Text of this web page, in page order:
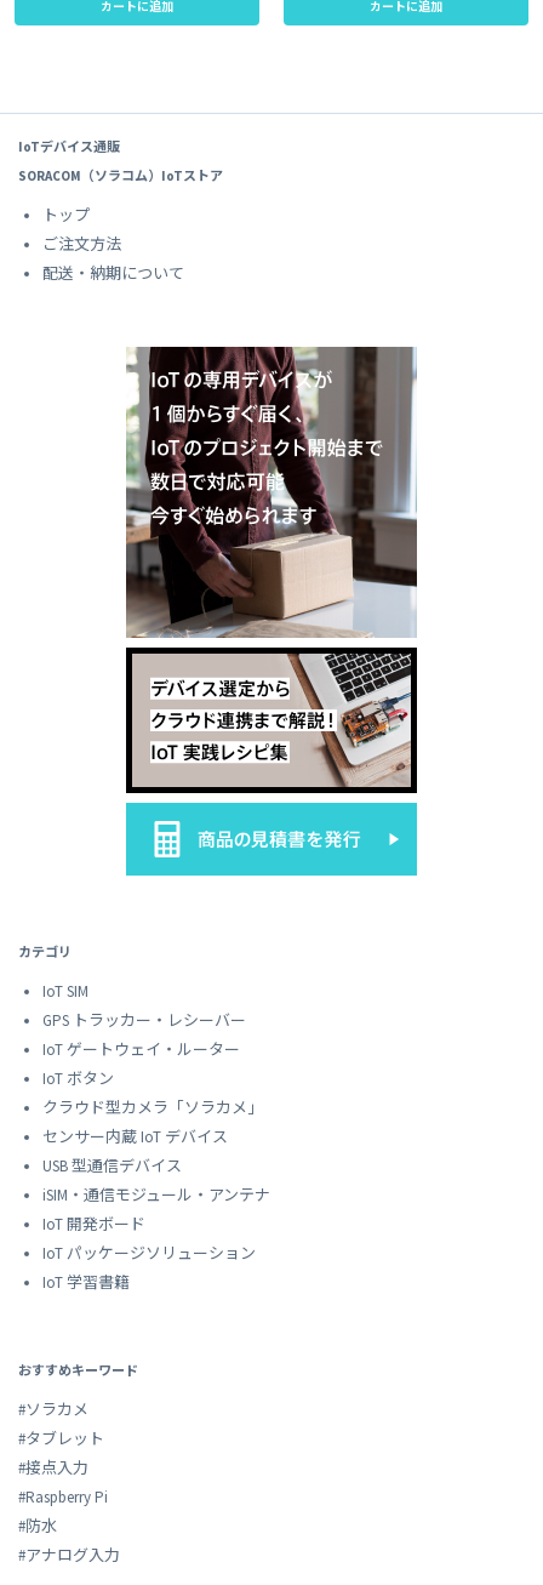
カートに追加 カートに追加
IoTデバイス通販
SORACOM（ソラコム）IoTストア
トップ
ご注文方法
配送・納期について
カテゴリ
IoT SIM
GPS トラッカー・レシーバー
IoT ゲートウェイ・ルーター
IoT ボタン
クラウド型カメラ「ソラカメ」
センサー内蔵 IoT デバイス
USB 型通信デバイス
iSIM・通信モジュール・アンテナ
IoT 開発ボード
IoT パッケージソリューション
IoT 学習書籍
おすすめキーワード
#ソラカメ
#タブレット
#接点入力
#Raspberry Pi
#防水
#アナログ入力